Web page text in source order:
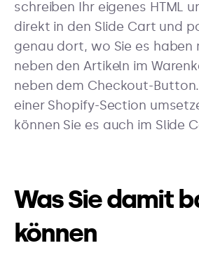
schreiben Ihr eigenes HTML
direkt in den Slide Cart und
genau dort, wo Sie es haben
neben den Artikeln im
neben dem Checkout-Button.
einer Shopify-Section
können Sie es auch im Slide
Was Sie damit
können